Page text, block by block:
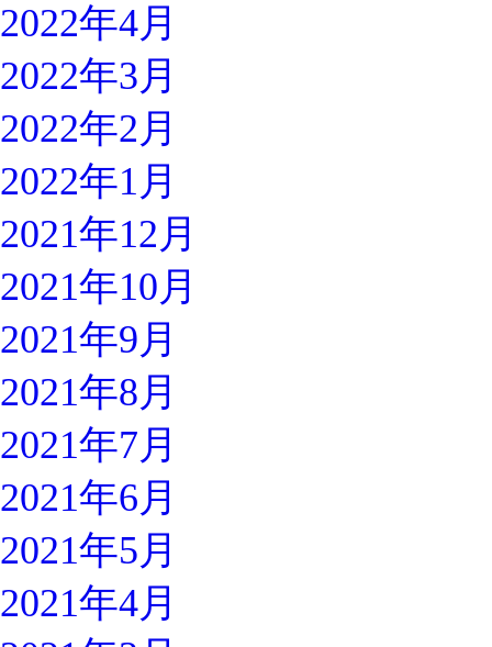
2022年4月
2022年3月
2022年2月
2022年1月
2021年12月
2021年10月
2021年9月
2021年8月
2021年7月
2021年6月
2021年5月
2021年4月